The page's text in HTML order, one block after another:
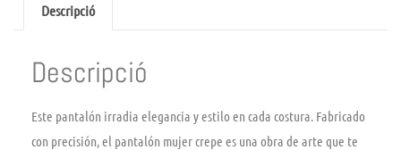
Descripció
Descripció
Este pantalón irradia elegancia y estilo en cada costura. Fabricado
con precisión, el pantalón mujer crepe es una obra de arte que te